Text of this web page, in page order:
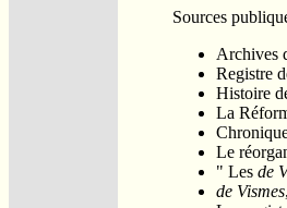
Sources
Archives
Registre
Histoire
La
Le
" Les de
de Vismes